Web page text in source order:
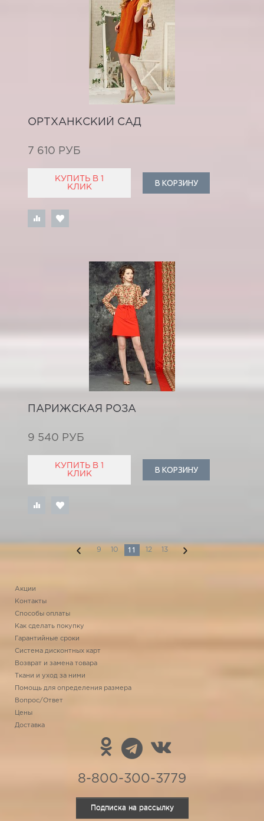
ОРТХАНКСКИЙ САД
7 610 РУБ
КУПИТЬ В 1
КЛИК
В КОРЗИНУ
ПАРИЖСКАЯ РОЗА
9 540 РУБ
КУПИТЬ В 1
КЛИК
В КОРЗИНУ
9 10 11 12 13
Акции
Контакты
Способы оплаты
Как сделать покупку
Гарантийные сроки
Система дисконтных карт
Возврат и замена товара
Ткани и уход за ними
Помощь для определения размера
Вопрос/Ответ
Цены
Доставка
8-800-300-3779
Подписка на рассылку